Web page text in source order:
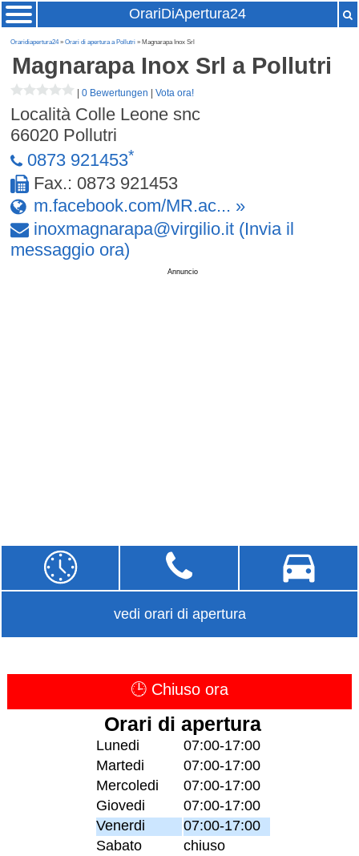
OrariDiApertura24
Oraridiapertura24»Orari di apertura a Pollutri » Magnarapa Inox Srl
Magnarapa Inox Srl a Pollutri
|0 Bewertungen |Vota ora!
Località Colle Leone snc
66020 Pollutri
0873 921453*
Fax.: 0873 921453
m.facebook.com/MR.ac... »
inoxmagnarapa@virgilio.it (Invia il
messaggio ora)
Annuncio
vedi orari di apertura
🕒 Chiuso ora
Orari di apertura
Lunedi
07:00-17:00
Martedi
07:00-17:00
Mercoledi
07:00-17:00
Giovedi
07:00-17:00
Venerdi
07:00-17:00
Sabato
chiuso